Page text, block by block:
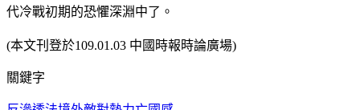
代冷戰初期的恐懼深淵中了。
(本文刊登於109.01.03 中國時報時論廣場)
關鍵字